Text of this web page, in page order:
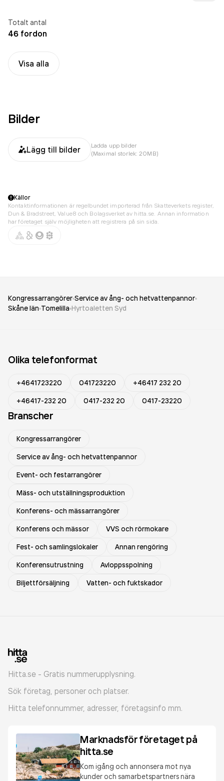
Totalt antal
46 fordon
Visa alla
Bilder
Lägg till bilder
Ladda upp bilder
(Maximal storlek: 20MB)
Källor
Kontaktinformationen är regelbundet importerad från Skatteverkets register,
Dun & Bradstreet, Value8 och Bolagsverket av hitta.se. Annan information
har företaget själv möjligheten att registrera på sin sida.
Kongressarrangörer Service av ång- och hetvattenpannor
Skåne län Tomelilla Hyrtoaletten Syd
Olika telefonformat
+4641723220 041723220
+46417 232 20
+46417-232 20
0417-232 20 0417-23220
Branscher
Kongressarrangörer
Service av ång- och hetvattenpannor
Event- och festarrangörer
Mäss- och utställningsproduktion
Konferens- och mässarrangörer
Konferens och mässor
VVS och rörmokare
Fest- och samlingslokaler
Annan rengöring
Konferensutrustning
Avloppsspolning
Biljettförsäljning
Vatten- och fuktskador
Hitta.se - Gratis nummerupplysning.
Sök företag, personer och platser.
Hitta telefonnummer, adresser, företagsinfo mm.
Marknadsför företaget på
hitta.se
Kom igång och annonsera mot nya
kunder och samarbetspartners nära